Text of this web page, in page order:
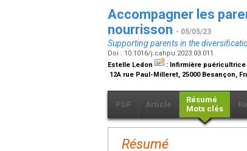
Accompagner les
nourrisson - 05/05/23
Supporting parents in the
Doi : 10.1016/j.cahpu.2023.03.011
Estelle Ledon
: Infirmière puéricultrice
12A rue Paul-Milleret, 25000 Besançon,
PDF Article
Résumé
Mots clés
Résumé